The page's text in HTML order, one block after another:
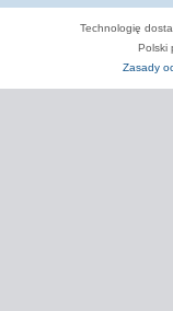
Technologię
Polski
Zasady